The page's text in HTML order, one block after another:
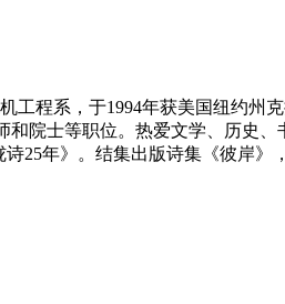
系，于1994年获美国纽约州克
院士等职位。热爱文学、历史
25年》。结集出版诗集《彼岸